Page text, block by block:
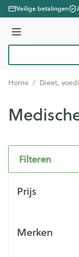
Ga naar de inhoud
Veilige betalingen
Menu
Home / Dieet,
Filteren
Prijs
Merken